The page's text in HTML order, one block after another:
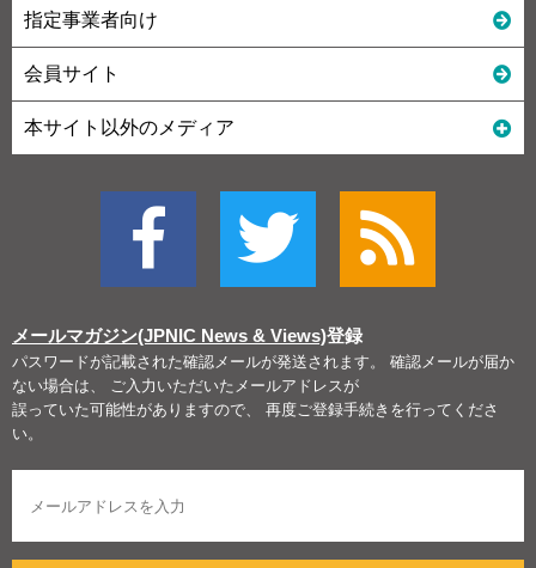
指定事業者向け
会員サイト
本サイト以外のメディア
メールマガジン(JPNIC News & Views)登録
パスワードが記載された確認メールが発送されます。 確認メールが届か
ない場合は、 ご入力いただいたメールアドレスが
誤っていた可能性がありますので、 再度ご登録手続きを行ってくださ
い。